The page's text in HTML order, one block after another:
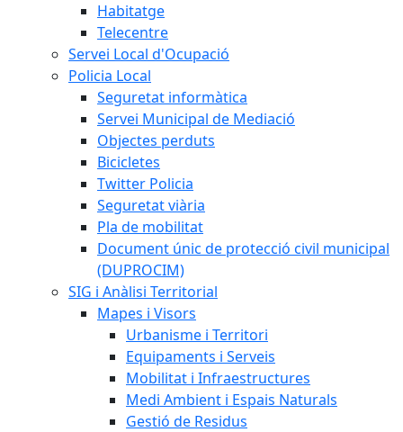
Habitatge
Telecentre
Servei Local d'Ocupació
Policia Local
Seguretat informàtica
Servei Municipal de Mediació
Objectes perduts
Bicicletes
Twitter Policia
Seguretat viària
Pla de mobilitat
Document únic de protecció civil municipal
(DUPROCIM)
SIG i Anàlisi Territorial
Mapes i Visors
Urbanisme i Territori
Equipaments i Serveis
Mobilitat i Infraestructures
Medi Ambient i Espais Naturals
Gestió de Residus